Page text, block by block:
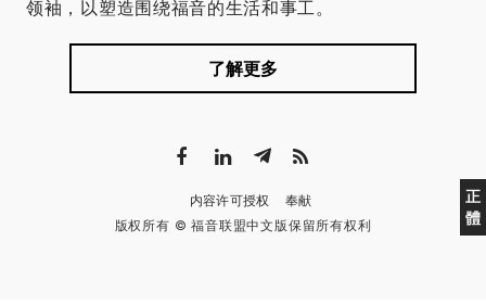
正
體
领袖，以塑造围绕福音的生活和事工。
了解更多
内容许可授权
奉献
版权所有 © 福音联盟中文版保留所有权利